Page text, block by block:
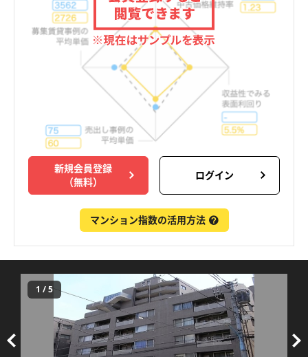
新規会員登録
（無料）
ログイン
マンション指数の活用方法
1 /5